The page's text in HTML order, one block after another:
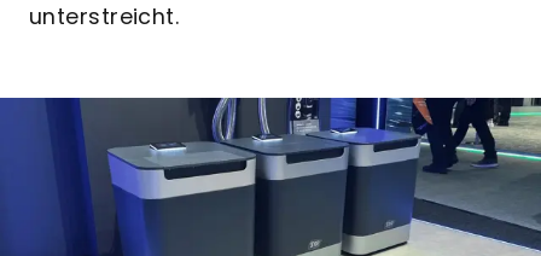
unterstreicht.